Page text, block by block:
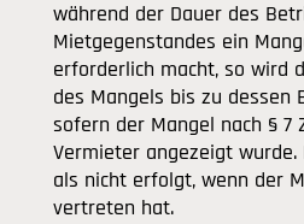
während der Dauer des
Mietgegenstandes ein
erforderlich macht, so wird
des Mangels bis zu dessen
sofern der Mangel nach § 7
Vermieter angezeigt
als nicht erfolgt, wenn der
vertreten hat.